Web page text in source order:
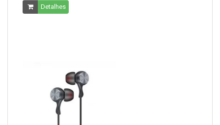
Detalhes